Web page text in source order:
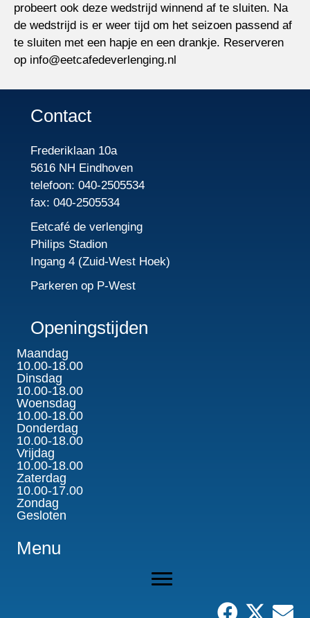
probeert ook deze wedstrijd winnend af te sluiten. Na
de wedstrijd is er weer tijd om het seizoen passend af
te sluiten met een hapje en een drankje. Reserveren
op info@eetcafedeverlenging.nl
Contact
Frederiklaan 10a
5616 NH Eindhoven
telefoon: 040-2505534
fax: 040-2505534
Eetcafé de verlenging
Philips Stadion
Ingang 4 (Zuid-West Hoek)
Parkeren op P-West
Openingstijden
Maandag
10.00-18.00
Dinsdag
10.00-18.00
Woensdag
10.00-18.00
Donderdag
10.00-18.00
Vrijdag
10.00-18.00
Zaterdag
10.00-17.00
Zondag
Gesloten
Menu